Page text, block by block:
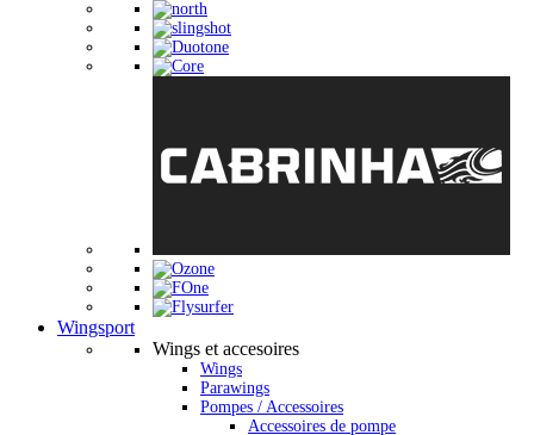
Wingsport
Wings et accesoires
Wings
Parawings
Pompes / Accessoires
Accessoires de pompe